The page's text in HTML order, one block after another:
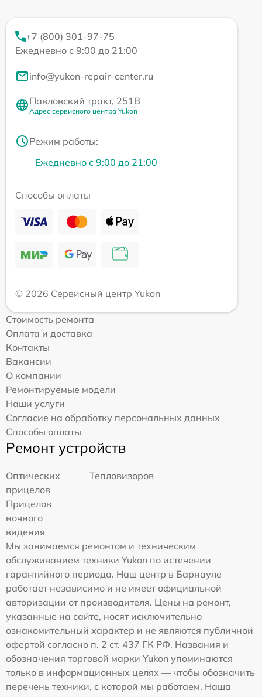
+7 (800) 301-97-75
Ежедневно с 9:00 до 21:00
info@yukon-repair-center.ru
Павловский тракт, 251В
Адрес сервисного центра Yukon
Режим работы:
Ежедневно с 9:00 до 21:00
Способы оплаты
© 2026 Сервисный центр Yukon
Стоимость ремонта
Оплата и доставка
Контакты
Вакансии
О компании
Ремонтируемые модели
Наши услуги
Согласие на обработку персональных данных
Способы оплаты
Ремонт устройств
Оптических
прицелов
Тепловизоров
Прицелов
ночного
видения
Мы занимаемся ремонтом и техническим
обслуживанием техники Yukon по истечении
гарантийного периода. Наш центр в Барнауле
работает независимо и не имеет официальной
авторизации от производителя. Цены на ремонт,
указанные на сайте, носят исключительно
ознакомительный характер и не являются публичной
офертой согласно п. 2 ст. 437 ГК РФ. Названия и
обозначения торговой марки Yukon упоминаются
только в информационных целях — чтобы обозначить
перечень техники, с которой мы работаем. Наша